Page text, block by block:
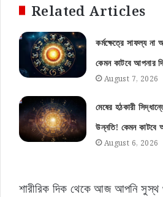
Related Articles
কর্মক্ষেত্রে সাফল্য না
কেমন কাটবে আপনার
August 7, 2026
মেষের হঠকারী
উন্নতি! কেমন কাটবে
August 6, 2026
শারীরিক দিক থেকে আজ আপনি সুস্থ